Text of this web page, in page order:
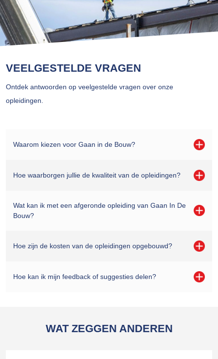
VEELGESTELDE VRAGEN
Ontdek antwoorden op veelgestelde vragen over onze
opleidingen.
Waarom kiezen voor Gaan in de Bouw?
Hoe waarborgen jullie de kwaliteit van de opleidingen?
Wat kan ik met een afgeronde opleiding van Gaan In De
Bouw?
Hoe zijn de kosten van de opleidingen opgebouwd?
Hoe kan ik mijn feedback of suggesties delen?
WAT ZEGGEN ANDEREN